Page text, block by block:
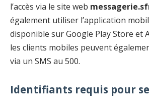
l’accès via le site web
également utiliser l’application
disponible sur Google Play Store et
les clients mobiles peuvent
via un SMS au 500.
Identifiants requis pour